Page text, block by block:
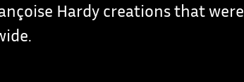
Hardy creations that were